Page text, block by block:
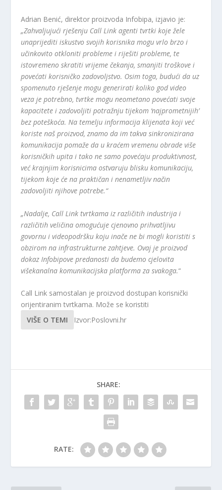
Adrian Benić, direktor proizvoda Infobipa, izjavio je:
„Zahvaljujući rješenju Call Link agenti tvrtki koje žele
unaprijediti iskustvo svojih korisnika mogu vrlo brzo i
učinkovito otkloniti probleme i riješiti probleme, te
istovremeno skratiti vrijeme čekanja, smanjiti troškove i
povećati korisničko zadovoljstvo. Osim toga, budući da uz
spomenuto rješenje mogu generirati koliko god video
veza je potrebno, tvrtke mogu neometano povećati svoje
kapacitete i zadovoljiti potražnju tijekom ‘najprometnijih’
bez poteškoća. Na temelju informacija klijenata koji već
koriste naš proizvod, znamo da im takva sinkronizirana
komunikacija pomaže da u kraćem vremenu obrade više
korisničkih upita i tako ne samo povećaju produktivnost,
već krajnjim korisnicima ostvaruju blisku komunikaciju,
tijekom koje će na praktičan i nenametljiv način
zadovoljiti njihove potrebe.“
„Nadalje, Call Link tvrtkama iz različitih industrija i
različitih veličina omogućuje cjenovno prihvatljivu
govornu i videopodršku koju inače ne bi mogli koristiti s
obzirom na infrastrukturne zahtjeve. Ovaj je proizvod
dokaz Infobipove predanosti da budemo cjelovita
višekanalna komunikacijska platforma za svakoga.“
Call Link samostalan je proizvod dostupan korisnički
orijentiranim tvrtkama. Može se koristiti
VIŠE O TEMI
Izvor:Poslovni.hr
SHARE:
RATE: